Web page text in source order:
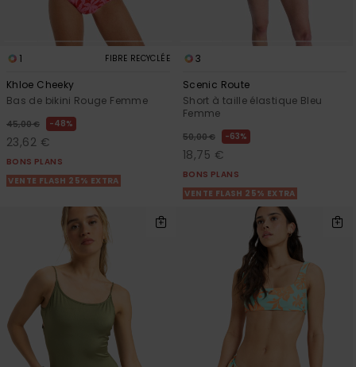
1 FIBRE RECYCLÉE
Khloe Cheeky
Bas de bikini Rouge Femme
45,00 € 48%
23,62 €
BONS PLANS
VENTE FLASH 25% EXTRA
3
Scenic Route
Short à taille élastique Bleu
Femme
50,00 € 63%
18,75 €
BONS PLANS
VENTE FLASH 25% EXTRA